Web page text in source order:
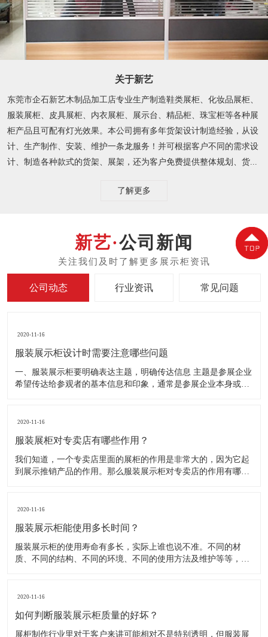
关于新艺
东莞市企石新艺木制品加工店专业生产制造鞋类展柜、化妆品展柜、
服装展柜、皮具展柜、内衣展柜、展示台、精品柜、珠宝柜等各种展
柜产品且可配有灯光效果。本公司拥有多年货架设计制造经验，从设
计、生产制作、安装、维护一条龙服务！并可根据客户不同的需求设
计、制造各种款式的货架、展架，还为客户免费提供整体规划、货...
了解更多
公司新闻
公司动态 行业资讯 常见问题
2020-11-16
服装展示柜设计时需要注意哪些问题
一、服装展示柜要明确表达主题，明确传达信息 主题是参展企业
希望传达给参观者的基本信息和印象，通常是参展企业本身或产
2020-11-16
服装展柜对专卖店有哪些作用？
我们知道，一个专卖店里面的展柜的作用是非常大的，因为它起
到展示推销产品的作用。那么服装展示柜对专卖店的作用有哪些
陈列展示商品。把商品的风采展现在消费者面前，使消费者对商
2020-11-16
服装展示柜能使用多长时间？
服装展示柜的使用寿命有多长，实际上谁也说不准。不同的材
质、不同的结构、不同的环境、不同的使用方法及维护等等，都
短的。供自家公司展厅用，可能需要稍长些，对于一些商场专
2020-11-16
如何判断服装展示柜质量的好坏？
展柜制作行业里对于客户来讲可能相对不是特别透明，但服装展